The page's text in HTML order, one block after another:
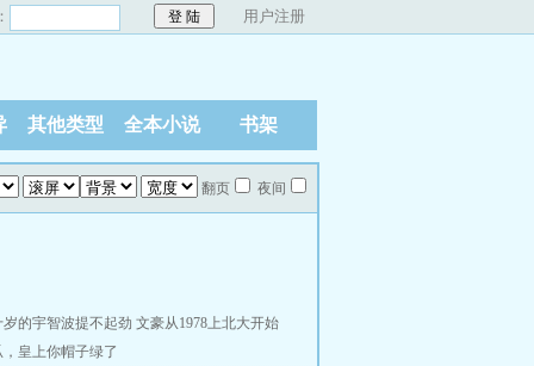
用户注册
其他类型 全本小说 书架
翻页 夜间
的宇智波提不起劲 文豪从1978上北大开始
皇上你帽子绿了